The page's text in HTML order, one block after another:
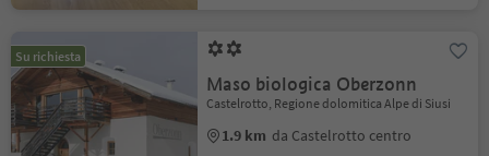
Su richiesta
Maso biologica Oberzonn
Castelrotto, Regione dolomitica Alpe di Siusi
1.9 km da Castelrotto centro